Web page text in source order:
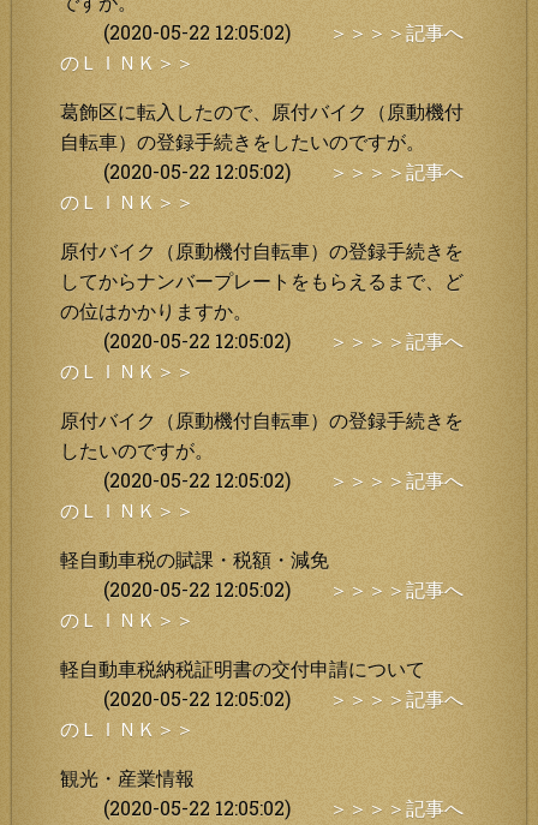
(2020-05-22 12:05:02)
＞＞＞＞記事へ
のＬＩＮＫ＞＞
葛飾区に転入したので、原付バイク（原動機付
自転車）の登録手続きをしたいのですが。
(2020-05-22 12:05:02)
＞＞＞＞記事へ
のＬＩＮＫ＞＞
原付バイク（原動機付自転車）の登録手続きを
してからナンバープレートをもらえるまで、ど
の位はかかりますか。
(2020-05-22 12:05:02)
＞＞＞＞記事へ
のＬＩＮＫ＞＞
原付バイク（原動機付自転車）の登録手続きを
したいのですが。
(2020-05-22 12:05:02)
＞＞＞＞記事へ
のＬＩＮＫ＞＞
軽自動車税の賦課・税額・減免
(2020-05-22 12:05:02)
＞＞＞＞記事へ
のＬＩＮＫ＞＞
軽自動車税納税証明書の交付申請について
(2020-05-22 12:05:02)
＞＞＞＞記事へ
のＬＩＮＫ＞＞
観光・産業情報
(2020-05-22 12:05:02)
＞＞＞＞記事へ